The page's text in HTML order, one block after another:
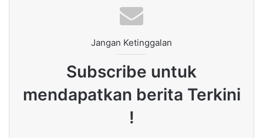
Jangan Ketinggalan
Subscribe untuk
mendapatkan berita Terkini
!